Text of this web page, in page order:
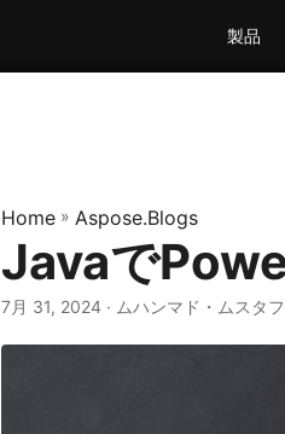
製品
Home » Aspose.Blogs
Javaで
7月 31, 2024 · ムハンマド・ムスタ